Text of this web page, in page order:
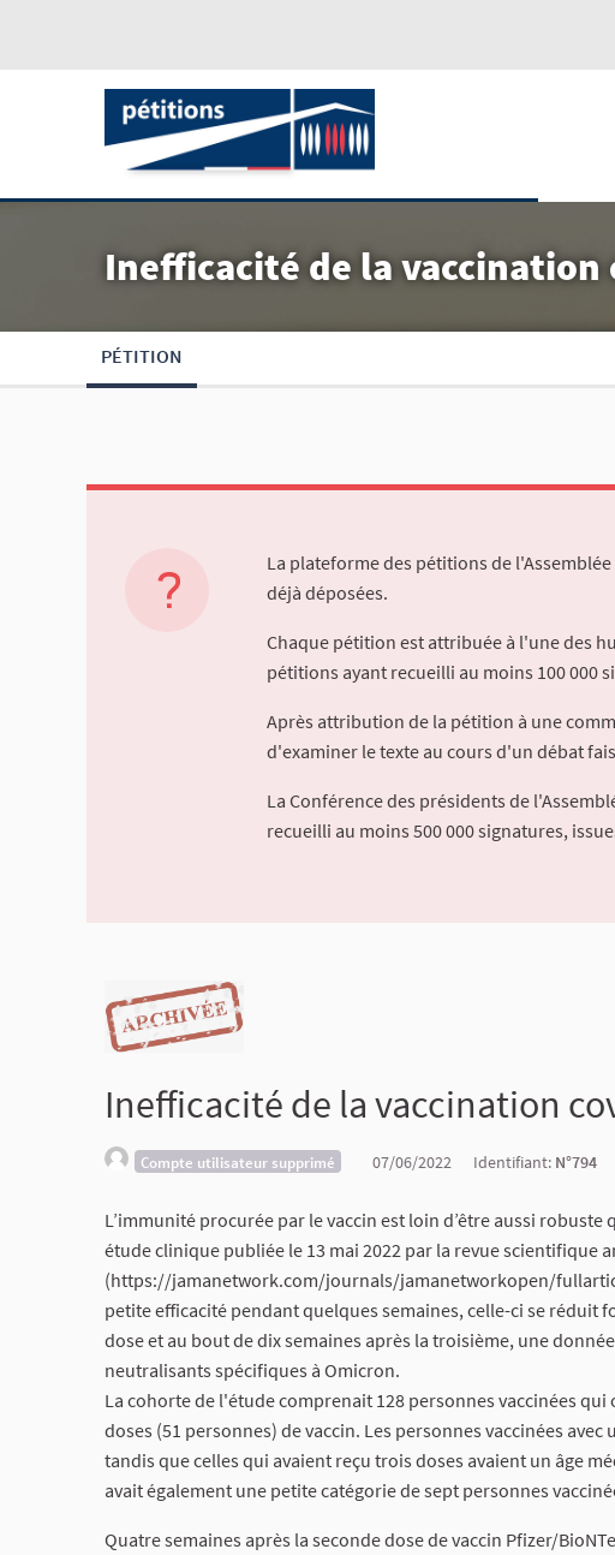
Inefficacité de la vaccination
PÉTITION
La plateforme des pétitions de
déjà déposées.
Chaque pétition est attribuée à l'une des
pétitions ayant recueilli au moins 100 000
Après attribution de la pétition à une
d'examiner le texte au cours d'un débat
La Conférence des présidents de
recueilli au moins 500 000 signatures,
Inefficacité de la vaccination
Compte utilisateur supprimé 07/06/2022 Identifiant: N°794
L’immunité procurée par le vaccin est loin d’être aussi
étude clinique publiée le 13 mai 2022 par la revue scientifique
(https://jamanetwork.com/journals/jamanetworkopen/
petite efficacité pendant quelques semaines, celle-ci se réduit
dose et au bout de dix semaines après la troisième, une
neutralisants spécifiques à Omicron.
La cohorte de l'étude comprenait 128 personnes vaccinées
doses (51 personnes) de vaccin. Les personnes vaccinées
tandis que celles qui avaient reçu trois doses avaient un âge
avait également une petite catégorie de sept personnes
Quatre semaines après la seconde dose de vaccin Pfizer/